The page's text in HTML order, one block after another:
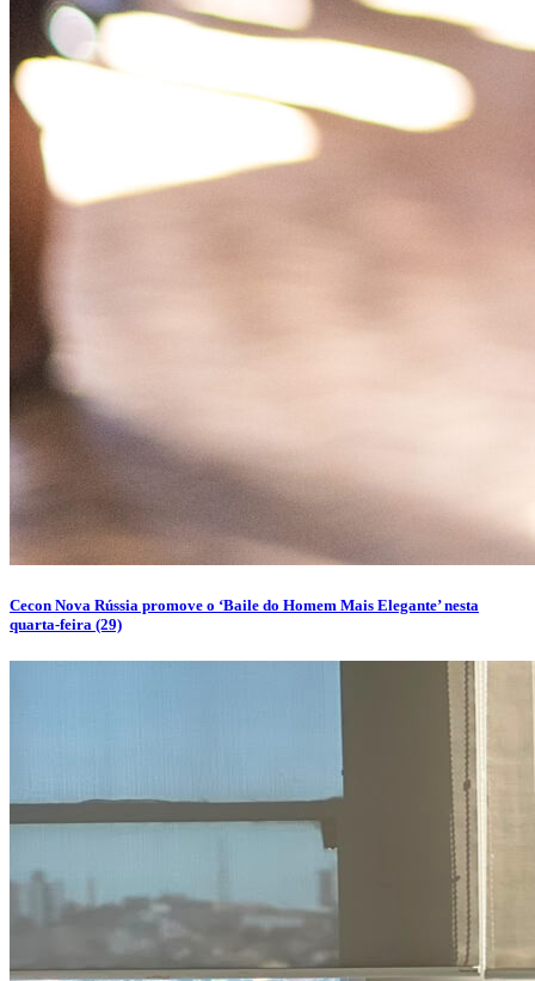
Cecon Nova Rússia promove o ‘Baile do Homem Mais Elegante’ nesta
quarta-feira (29)